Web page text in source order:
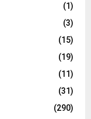
(1)
(3)
(15)
(19)
(11)
(31)
(290)